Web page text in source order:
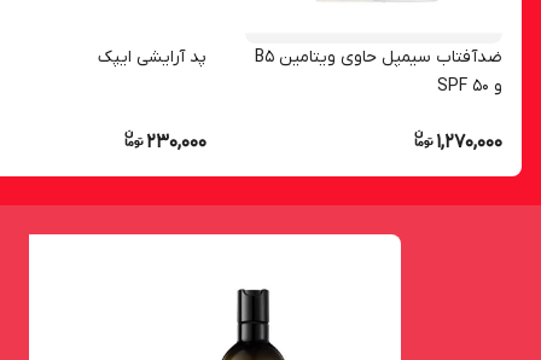
ضدآفتاب سیمپل حاوی ویتامین B5
و SPF 50
1,270,000
پد آرایشی ایپک
230,000